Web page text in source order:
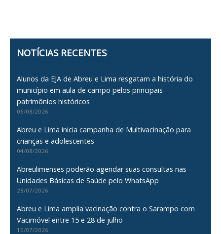
NOTÍCIAS RECENTES
Alunos da EJA de Abreu e Lima resgatam a história do
município em aula de campo pelos principais
patrimônios históricos
06/08/2026
Abreu e Lima inicia campanha de Multivacinação para
crianças e adolescentes
04/08/2026
Abreulimenses poderão agendar suas consultas nas
Unidades Básicas de Saúde pelo WhatsApp
28/07/2026
Abreu e Lima amplia vacinação contra o Sarampo com
Vacimóvel entre 15 e 28 de julho
15/07/2026